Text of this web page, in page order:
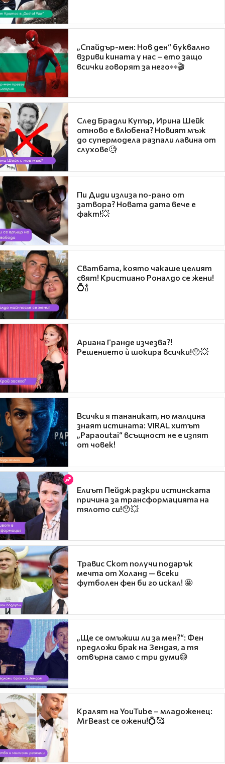
„Спайдър-мен: Нов ден“ буквално
взриви кината у нас – ето защо
всички говорят за него👀🎬
След Брадли Купър, Ирина Шейк
отново е влюбена? Новият мъж
до супермодела разпали лавина от
слухове🧐
Пи Диди излиза по-рано от
затвора? Новата дата вече е
факт!💥
Сватбата, която чакаше целият
свят! Кристиано Роналдо се жени!
💍🍾
Ариана Гранде изчезва?!
Решението ѝ шокира всички!😯💥
Всички я тананикат, но малцина
знаят истината: VIRAL хитът
„Papaoutai“ всъщност не е изпят
от човек!
Елиът Пейдж разкри истинската
причина за трансформацията на
тялото си!😯💥
Травис Скот получи подарък
мечта от Холанд — всеки
футболен фен би го искал! 🤩
„Ще се омъжиш ли за мен?“: Фен
предложи брак на Зендая, а тя
отвърна само с три думи😅
Кралят на YouTube – младоженец:
MrBeast се ожени!💍🥰